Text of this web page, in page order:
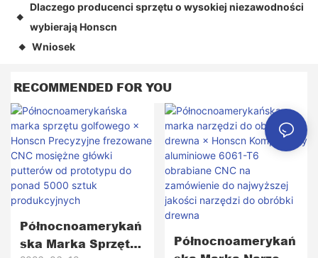
◆
Dlaczego producenci sprzętu o wysokiej niezawodności
wybierają Honscn
◆ Wniosek
RECOMMENDED FOR YOU
Północnoamerykań
Ska Marka Sprzętu
Północnoamerykań